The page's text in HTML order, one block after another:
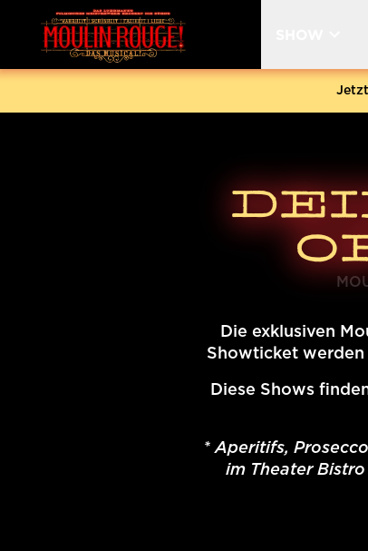
ShowCast
Die exklusiven
Showticket
Diese Shows
* Aperitifs,
im Theater